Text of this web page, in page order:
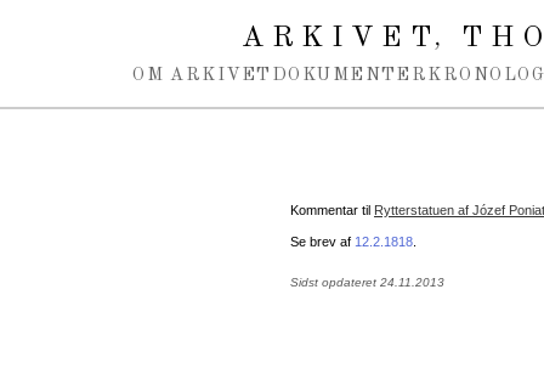
ARKIVET,
OM ARKIVET DOKUMENTER
Kommentar til Rytterstatuen af Józef
Se brev af 12.2.1818
Sidst opdateret 24.11.2013